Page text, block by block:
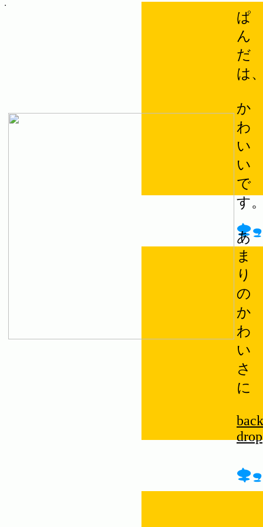
ぱ
ん
だ
は
か
わ
い
い
で
す
あ
ま
り
の
か
わ
い
さ
に
back
drop